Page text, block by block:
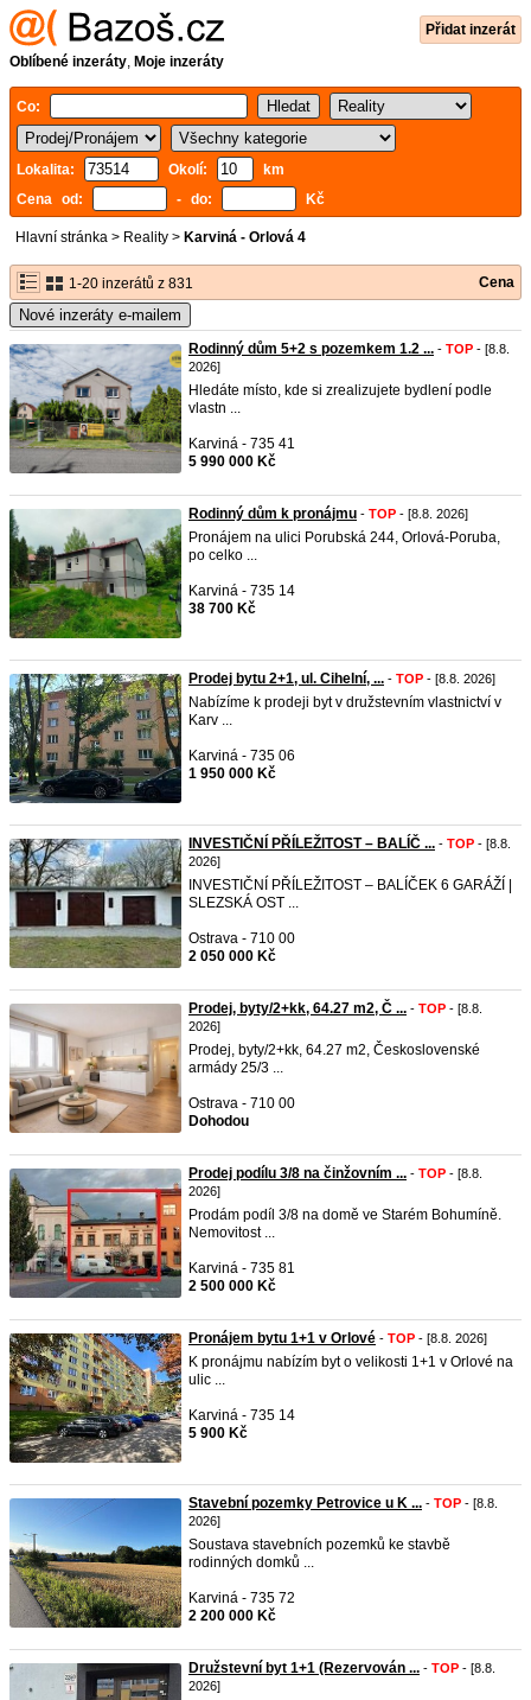
Přidat inzerát
Oblíbené inzeráty, Moje inzeráty
Co:
Lokalita: Okolí:
km
Cena od:
- do: Kč
Hlavní stránka > Reality > Karviná - Orlová 4
1-20 inzerátů z 831 Cena
Nové inzeráty e-mailem
Rodinný dům 5+2 s pozemkem 1.2 ... - TOP - [8.8.
2026]
Hledáte místo, kde si zrealizujete bydlení podle
vlastn ...
Karviná - 735 41
5 990 000 Kč
Rodinný dům k pronájmu - TOP - [8.8. 2026]
Pronájem na ulici Porubská 244, Orlová-Poruba,
po celko ...
Karviná - 735 14
38 700 Kč
Prodej bytu 2+1, ul. Cihelní, ... - TOP - [8.8. 2026]
Nabízíme k prodeji byt v družstevním vlastnictví v
Karv ...
Karviná - 735 06
1 950 000 Kč
INVESTIČNÍ PŘÍLEŽITOST – BALÍČ ... - TOP - [8.8.
2026]
INVESTIČNÍ PŘÍLEŽITOST – BALÍČEK 6 GARÁŽÍ |
SLEZSKÁ OST ...
Ostrava - 710 00
2 050 000 Kč
Prodej, byty/2+kk, 64.27 m2, Č ... - TOP - [8.8.
2026]
Prodej, byty/2+kk, 64.27 m2, Československé
armády 25/3 ...
Ostrava - 710 00
Dohodou
Prodej podílu 3/8 na činžovním ... - TOP - [8.8.
2026]
Prodám podíl 3/8 na domě ve Starém Bohumíně.
Nemovitost ...
Karviná - 735 81
2 500 000 Kč
Pronájem bytu 1+1 v Orlové - TOP - [8.8. 2026]
K pronájmu nabízím byt o velikosti 1+1 v Orlové na
ulic ...
Karviná - 735 14
5 900 Kč
Stavební pozemky Petrovice u K ... - TOP - [8.8.
2026]
Soustava stavebních pozemků ke stavbě
rodinných domků ...
Karviná - 735 72
2 200 000 Kč
Družstevní byt 1+1 (Rezervován ... - TOP - [8.8.
2026]